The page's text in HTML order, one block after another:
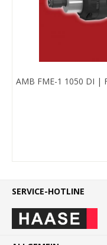
AMB FME-1 1050 DI | Fräsmotor | Standard Spannzangen |
SERVICE-HOTLINE